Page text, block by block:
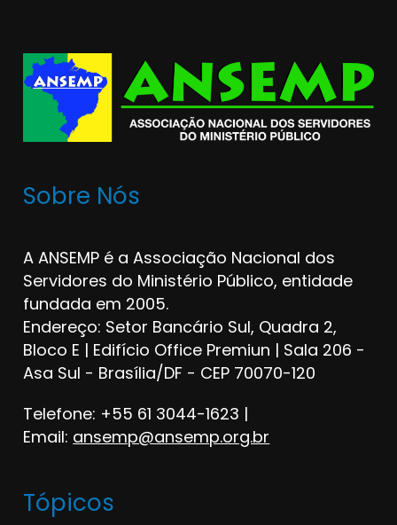
Sobre Nós
A ANSEMP é a Associação Nacional dos
Servidores do Ministério Público, entidade
fundada em 2005.
Endereço: Setor Bancário Sul, Quadra 2,
Bloco E | Edifício Office Premiun | Sala 206 -
Asa Sul - Brasília/DF - CEP 70070-120
Telefone: +55 61 3044-1623 |
Email: ansemp@ansemp.org.br
Tópicos